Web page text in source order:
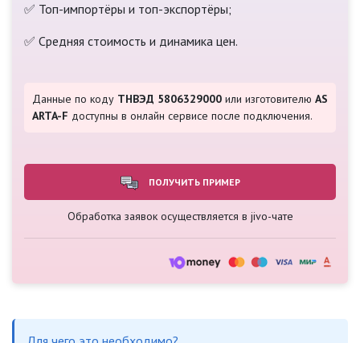
✅ Топ-импортёры и топ-экспортёры;
✅ Средняя стоимость и динамика цен.
Данные по коду ТНВЭД 5806329000 или изготовителю AS
ARTA-F доступны в онлайн сервисе после подключения.
ПОЛУЧИТЬ ПРИМЕР
Обработка заявок осуществляется в jivo-чате